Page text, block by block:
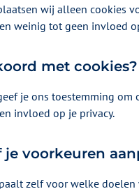
de meest voorkomende
bruggen, inlays en
aanvullende verzekering.
wij alleen cookies
weinig tot geen invloed
met cookies?
je ons toestemming om
invloed op je privacy.
je voorkeuren
zelf voor welke